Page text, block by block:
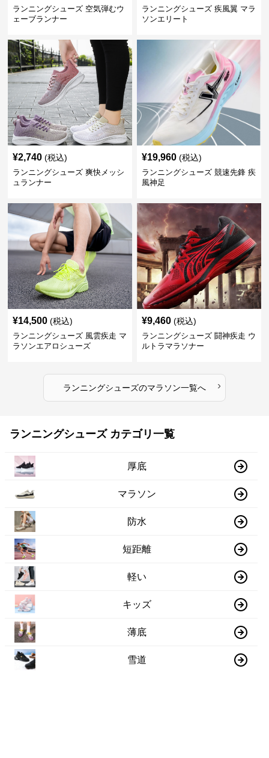
ランニングシューズ 空気弾むウ
ェーブランナー
ランニングシューズ 疾風翼 マラ
ソンエリート
¥2,740 (税込)
ランニングシューズ 爽快メッシ
ュランナー
¥19,960 (税込)
ランニングシューズ 競速先鋒 疾
風神足
¥14,500 (税込)
ランニングシューズ 風雲疾走 マ
ラソンエアロシューズ
¥9,460 (税込)
ランニングシューズ 闘神疾走 ウ
ルトラマラソナー
ランニングシューズのマラソン一覧へ ›
ランニングシューズ カテゴリ一覧
厚底
マラソン
防水
短距離
軽い
キッズ
薄底
雪道